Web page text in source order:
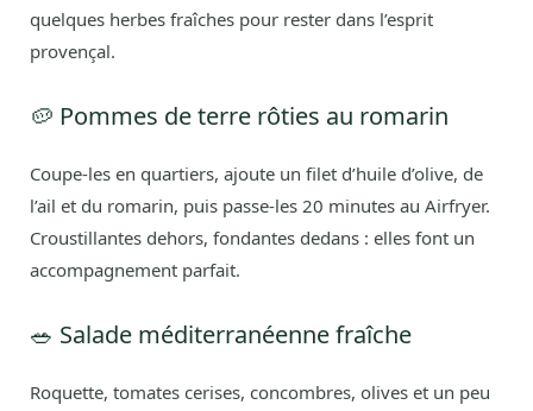
quelques herbes fraîches pour rester dans l’esprit
provençal.
🥔 Pommes de terre rôties au romarin
Coupe-les en quartiers, ajoute un filet d’huile d’olive, de
l’ail et du romarin, puis passe-les 20 minutes au Airfryer.
Croustillantes dehors, fondantes dedans : elles font un
accompagnement parfait.
🥗 Salade méditerranéenne fraîche
Roquette, tomates cerises, concombres, olives et un peu